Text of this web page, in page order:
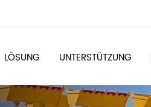
LÖSUNG UNTERSTÜTZUNG